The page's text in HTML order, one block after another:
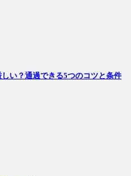
い？通過できる5つのコツと条件